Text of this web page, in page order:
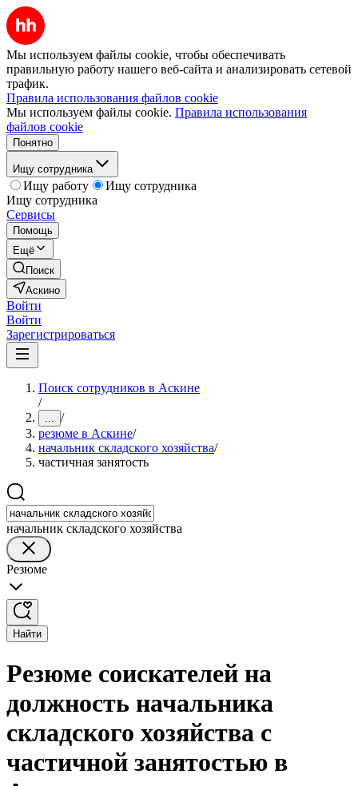
Мы используем файлы cookie, чтобы обеспечивать
правильную работу нашего веб-сайта и анализировать сетевой
трафик.
Правила использования файлов cookie
Мы используем файлы cookie. Правила использования
файлов cookie
Понятно
Ищу сотрудника
Ищу работу
Ищу сотрудника
Ищу сотрудника
Сервисы
Помощь
Ещё
Поиск
Аскино
Войти
Войти
Зарегистрироваться
Поиск сотрудников в Аскине
/
... /
резюме в Аскине/
начальник складского хозяйства/
частичная занятость
начальник складского хозяйства
Резюме
Найти
Резюме соискателей на
должность начальника
складского хозяйства с
частичной занятостью в